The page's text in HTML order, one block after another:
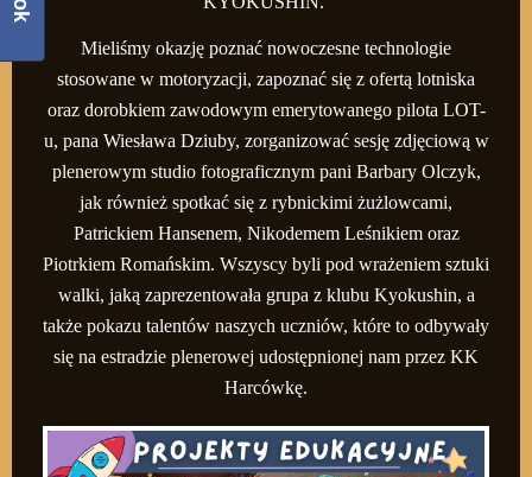
Mieliśmy okazję poznać nowoczesne technologie
stosowane w motoryzacji, zapoznać się z ofertą lotniska
oraz dorobkiem zawodowym emerytowanego pilota LOT-
u, pana Wiesława Dziuby, zorganizować sesję zdjęciową w
plenerowym studio fotograficznym pani Barbary Olczyk,
jak również spotkać się z rybnickimi żużlowcami,
Patrickiem Hansenem, Nikodemem Leśnikiem oraz
Piotrkiem Romańskim. Wszyscy byli pod wrażeniem sztuki
walki, jaką zaprezentowała grupa z klubu Kyokushin, a
także pokazu talentów naszych uczniów, które to odbywały
się na estradzie plenerowej udostępnionej nam przez KK
Harcówkę.